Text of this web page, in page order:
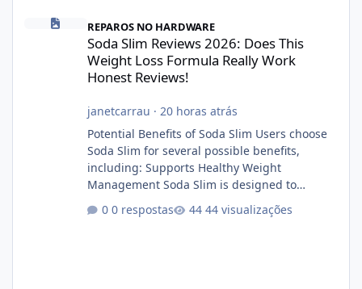
REPAROS NO HARDWARE
Soda Slim Reviews 2026: Does This
Weight Loss Formula Really Work
Honest Reviews!
janetcarrau · 20 horas atrás
Potential Benefits of Soda Slim Users choose
Soda Slim for several possible benefits,
including: Supports Healthy Weight
Management Soda Slim is designed to
exercise rather than replace them.
0 respostas 44 visualizações